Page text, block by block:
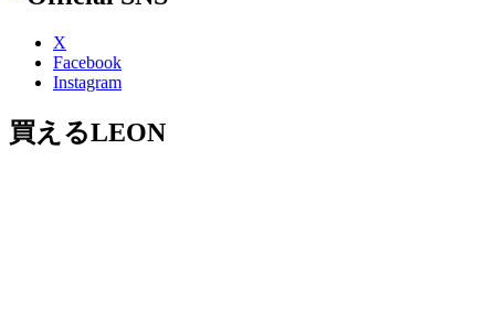
X
Facebook
Instagram
買えるLEON